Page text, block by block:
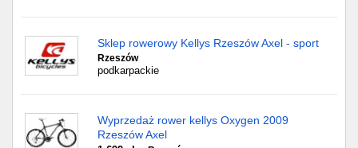
Sklep rowerowy Kellys Rzeszów Axel - sport
Rzeszów
podkarpackie
Wyprzedaż rower kellys Oxygen 2009
Rzeszów Axel